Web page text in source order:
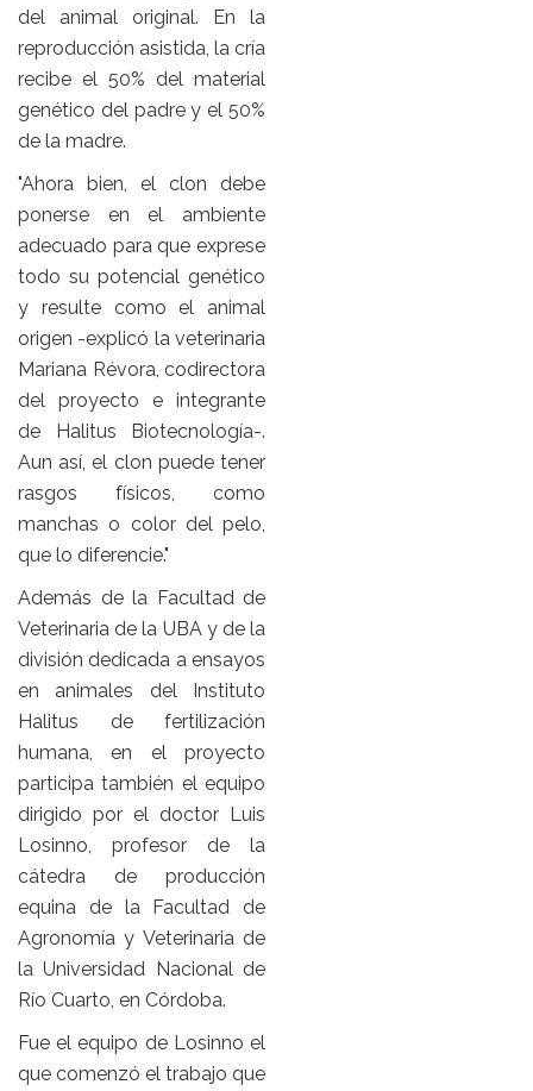
del animal original. En la
reproducción asistida, la cría
recibe el 50% del material
genético del padre y el 50%
de la madre.
"Ahora bien, el clon debe
ponerse en el ambiente
adecuado para que exprese
todo su potencial genético
y resulte como el animal
origen -explicó la veterinaria
Mariana Révora, codirectora
del proyecto e integrante
de Halitus Biotecnología-.
Aun así, el clon puede tener
rasgos físicos, como
manchas o color del pelo,
que lo diferencie."
Además de la Facultad de
Veterinaria de la UBA y de la
división dedicada a ensayos
en animales del Instituto
Halitus de fertilización
humana, en el proyecto
participa también el equipo
dirigido por el doctor Luis
Losinno, profesor de la
cátedra de producción
equina de la Facultad de
Agronomía y Veterinaria de
la Universidad Nacional de
Río Cuarto, en Córdoba.
Fue el equipo de Losinno el
que comenzó el trabajo que